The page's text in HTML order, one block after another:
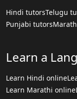
Hindi tutorsTelugu
Punjabi tutors
Learn a
Learn Hindi online
Learn Marathi online